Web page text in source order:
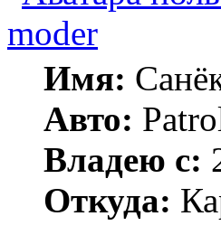
moder
Имя:
Авто:
Владею с:
Откуда: